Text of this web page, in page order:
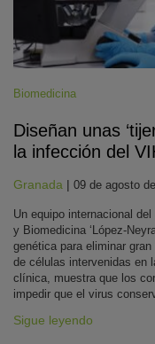
Biomedicina
Diseñan unas
la infección del
Granada | 09 de agosto
Un equipo internacional
y Biomedicina ‘López-
genética para eliminar
de células intervenidas en
clínica, muestra que los
impedir que el virus
Sigue leyendo